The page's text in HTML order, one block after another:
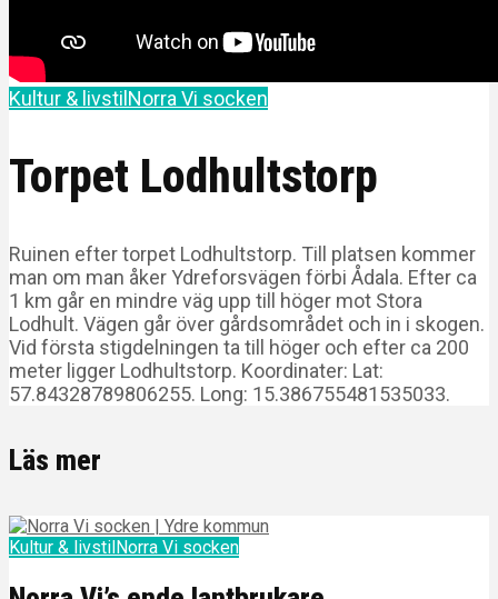
Kultur & livstil Norra Vi socken
Torpet Lodhultstorp
Ruinen efter torpet Lodhultstorp. Till platsen kommer
man om man åker Ydreforsvägen förbi Ådala. Efter ca
1 km går en mindre väg upp till höger mot Stora
Lodhult. Vägen går över gårdsområdet och in i skogen.
Vid första stigdelningen ta till höger och efter ca 200
meter ligger Lodhultstorp. Koordinater: Lat:
57.84328789806255. Long: 15.386755481535033.
Läs mer
Kultur & livstilNorra Vi socken